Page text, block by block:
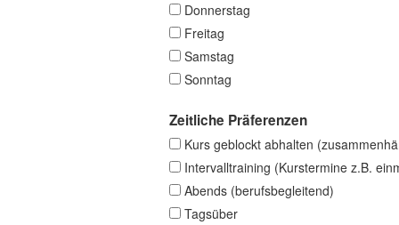
Donnerstag
Freitag
Samstag
Sonntag
Zeitliche Präferenzen
Kurs geblockt abhalten
Intervalltraining (Kurstermine z.B.
Abends (berufsbegleitend)
Tagsüber